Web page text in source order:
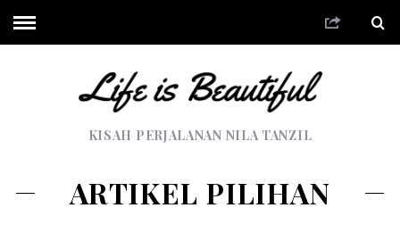
KISAH PERJALANAN NILA TANZIL
ARTIKEL PILIHAN